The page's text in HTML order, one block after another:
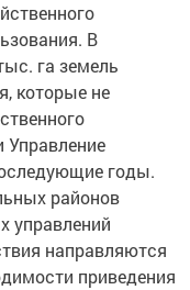
В
га земель
которые не
Управление
годы.
районов
управлений
направляются
приведения